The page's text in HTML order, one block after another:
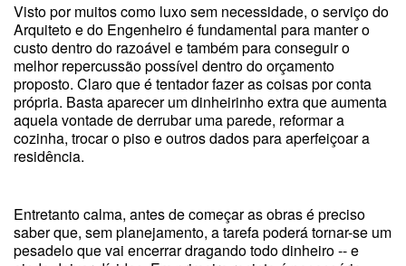
Visto por muitos como luxo sem necessidade, o serviço do
Arquiteto e do Engenheiro é fundamental para manter o
custo dentro do razoável e também para conseguir o
melhor repercussão possível dentro do orçamento
proposto. Claro que é tentador fazer as coisas por conta
própria. Basta aparecer um dinheirinho extra que aumenta
aquela vontade de derrubar uma parede, reformar a
cozinha, trocar o piso e outros dados para aperfeiçoar a
residência.
Entretanto calma, antes de começar as obras é preciso
saber que, sem planejamento, a tarefa poderá tornar-se um
pesadelo que vai encerrar dragando todo dinheiro -- e